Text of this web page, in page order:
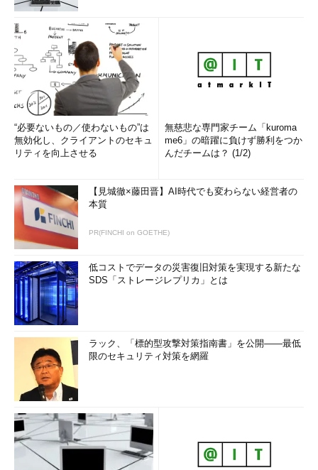
“必要ないもの／使わないもの”は
無効化し、クライアントのセキュ
リティを向上させる
無慈悲な専門家チーム「kuroma
me6」の暗躍に負けず勝利をつか
んだチームは？ (1/2)
【見城徹×藤田晋】AI時代でも変わらない経営者の
本質
PR(FINCHI on GOETHE)
低コストでデータの災害復旧対策を実現する新たな
SDS「ストレージレプリカ」とは
ラック、「標的型攻撃対策指南書」を公開――最低
限のセキュリティ対策を網羅